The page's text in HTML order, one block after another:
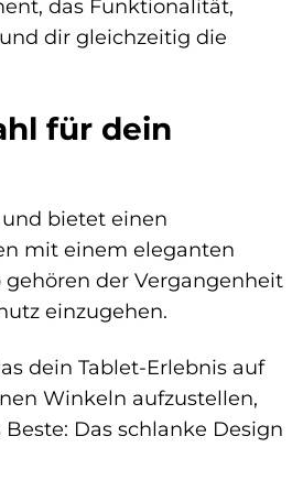
das Funktionalität,
dir gleichzeitig die
für dein
bietet einen
mit einem eleganten
gehören der Vergangenheit
einzugehen.
dein Tablet-Erlebnis auf
Winkeln aufzustellen,
Das schlanke Design